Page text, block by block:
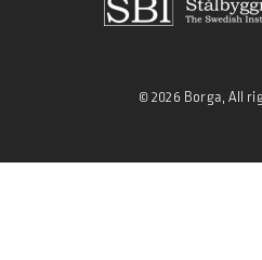
© 2026 Borga, All